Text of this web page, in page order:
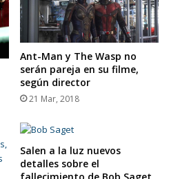
Ant-Man y The Wasp no
serán pareja en su filme,
según director
21 Mar, 2018
Salen a la luz nuevos
detalles sobre el